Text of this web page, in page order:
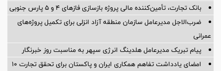
بانک تجارت، تأمین‌کننده مالی پروژه بازسازی فازهای ۴ و ۵ پارس جنوبی
ضرب‌الاجل مدیرعامل سازمان منطقه آزاد انزلی برای تكمیل پروژه‌های
عمرانی
پیام تبریک مدیرعامل هلدینگ انرژی سپهر به مناسبت روز خبرنگار
امضای یادداشت تفاهم همکاری ایران و پاکستان برای تحقق تجارت ۱۰